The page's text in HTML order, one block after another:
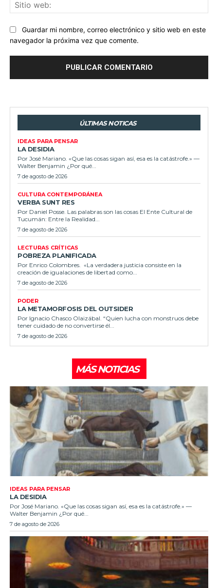
Guardar mi nombre, correo electrónico y sitio web en este
navegador la próxima vez que comente.
ÚLTIMAS NOTICAS
IDEAS PARA PENSAR
LA DESIDIA
Por José Mariano. «Que las cosas sigan así, esa es la catástrofe.» —
Walter Benjamin ¿Por qué...
7 de agosto de 2026
CULTURA CONTEMPORÁNEA
VERBA SUNT RES
Por Daniel Posse. Las palabras son las cosas El Ente Cultural de
Tucumán: Entre la Realidad...
7 de agosto de 2026
LECTURAS CRÍTICAS
POBREZA PLANIFICADA
Por Enrico Colombres. «La verdadera justicia consiste en la
creación de igualaciones de libertad como...
7 de agosto de 2026
PODER
LA METAMORFOSIS DEL OUTSIDER
Por Ignacio Chasco Olaizábal. “Quien lucha con monstruos debe
tener cuidado de no convertirse él...
7 de agosto de 2026
MÁS NOTICIAS
IDEAS PARA PENSAR
LA DESIDIA
Por José Mariano. «Que las cosas sigan así, esa es la catástrofe.» —
Walter Benjamin ¿Por qué...
7 de agosto de 2026